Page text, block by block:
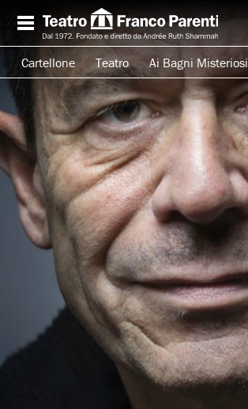
Cartellone Teatro Ai Bagni Misteriosi